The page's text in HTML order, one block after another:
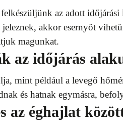
az adott
akkor esernyőt
magunkat.
az időjárás
mint például a levegő
és hatnak egymásra,
az éghajlat